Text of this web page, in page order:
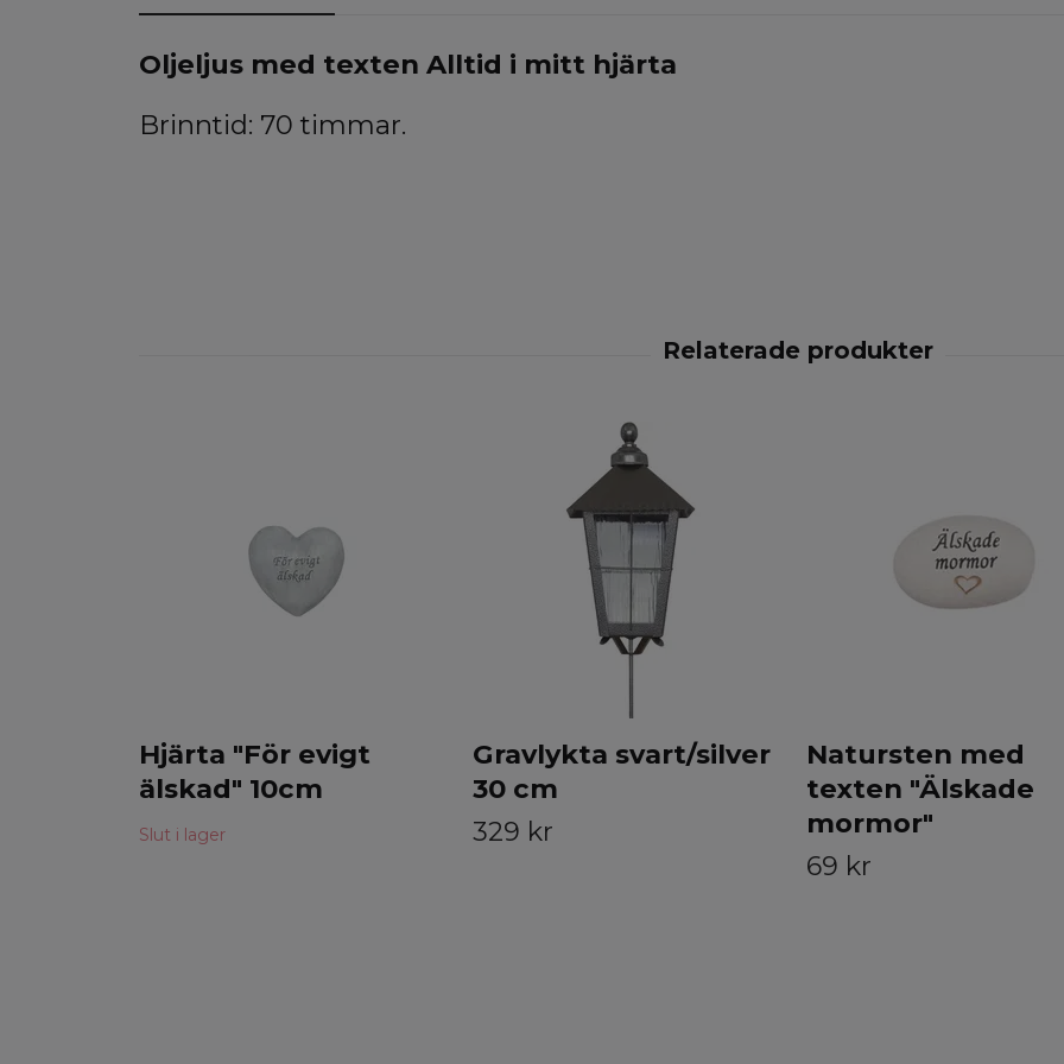
Oljeljus med texten Alltid i mitt hjärta
Brinntid: 70 timmar.
Hjärta "För evigt
älskad" 10cm
Slut i lager
Gravlykta svart/silver
30 cm
329 kr
Natursten med
texten "Älskade
mormor"
69 kr